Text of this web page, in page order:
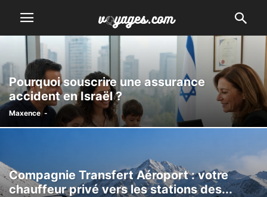
Pourquoi souscrire une assurance
accident en Israël ?
Maxence -
Compagnie Transfert Aéroport : votre
chauffeur privé vers les stations des...